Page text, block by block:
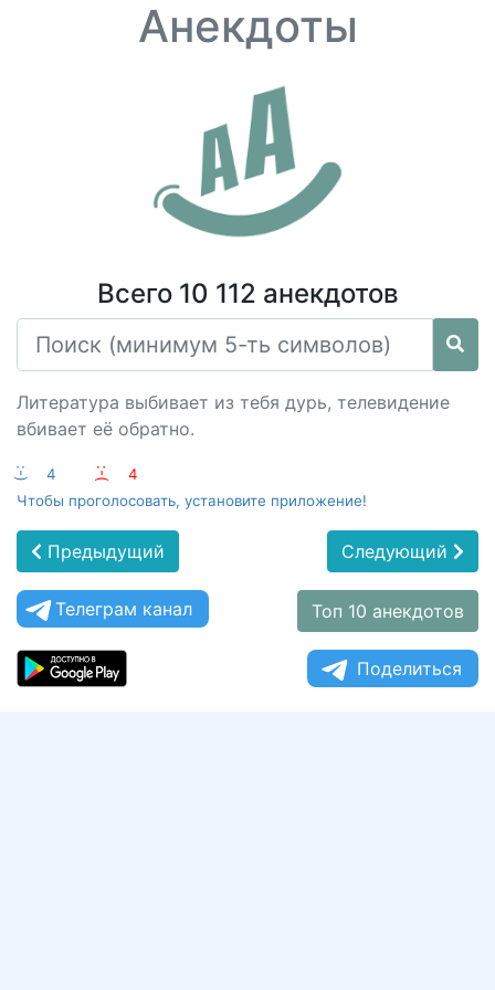
Анекдоты
Всего 10 112 анекдотов
Литература выбивает из тебя дурь, телевидение
вбивает её обратно.
:-) 4 :-(
4
Чтобы проголосовать, установите приложение!
Предыдущий Следующий
Телеграм канал Топ 10 анекдотов
Поделиться